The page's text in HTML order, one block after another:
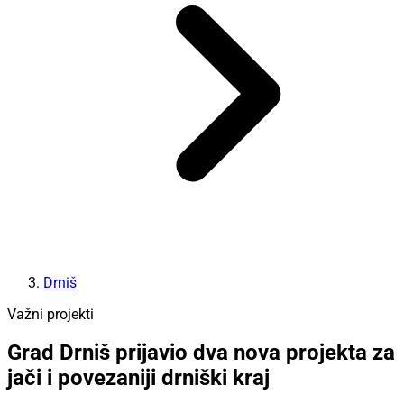
Drniš
Važni projekti
Grad Drniš prijavio dva nova projekta za
jači i povezaniji drniški kraj